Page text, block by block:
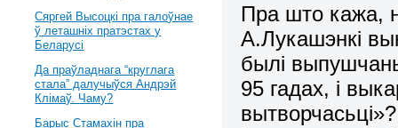
Пра што кажа,
А.Лукашэнкі
былі
95 гадах, і
Сяргей Высоцкі пра галоўнае
ў леташніх пратэстах у
Беларусі
Да праўладнага “круглага
стала” далучыўся Андрэй
Клімаў. Чаму?
Барыс Стамахін пра